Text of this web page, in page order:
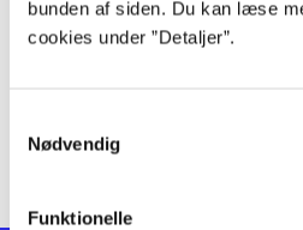
bunden af siden. Du kan læse
cookies under ”Detaljer”.
Nødvendig
Funktionelle
lorem ipsum dolor sit amet ...
lorem ipsum dolor sit amet ...
lorem ipsum dolor sit amet ...